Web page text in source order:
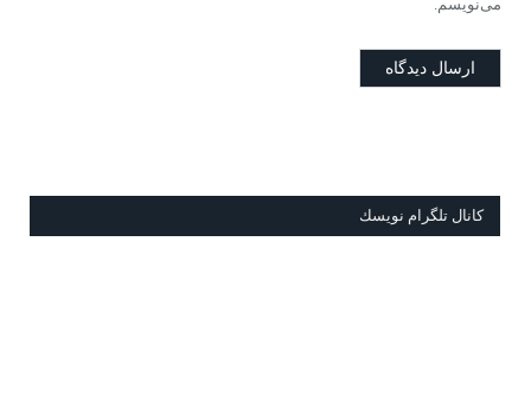
می‌نویسم.
كانال تلگرام نويسك